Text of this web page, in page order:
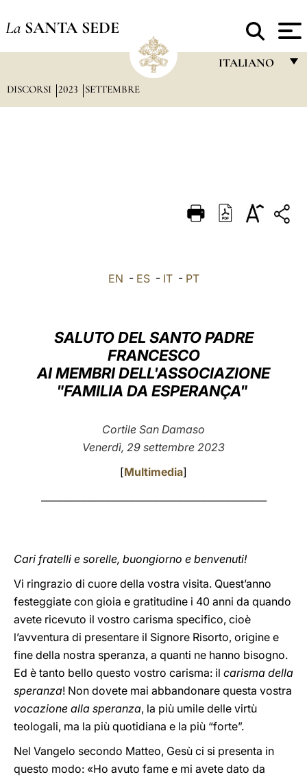
La SANTA SEDE
ITALIANO
DEUTSCH
LATINE
DISCORSI 2023 SETTEMBRE
EN - ES- IT- PT
SALUTO DEL SANTO PADRE
FRANCESCO
AI MEMBRI DELL'ASSOCIAZIONE
"FAMILIA DA ESPERANÇA"
Cortile San Damaso
Venerdì, 29 settembre 2023
[Multimedia]
Cari fratelli e sorelle, buongiorno e benvenuti!
Vi ringrazio di cuore della vostra visita. Quest’anno
festeggiate con gioia e gratitudine i 40 anni da quando
avete ricevuto il vostro carisma specifico, cioè
l’avventura di presentare il Signore Risorto, origine e
fine della nostra speranza, a quanti ne hanno bisogno.
Ed è tanto bello questo vostro carisma: il carisma della
speranza! Non dovete mai abbandonare questa vostra
vocazione alla speranza, la più umile delle virtù
teologali, ma la più quotidiana e la più “forte”.
Nel Vangelo secondo Matteo, Gesù ci si presenta in
questo modo: «Ho avuto fame e mi avete dato da